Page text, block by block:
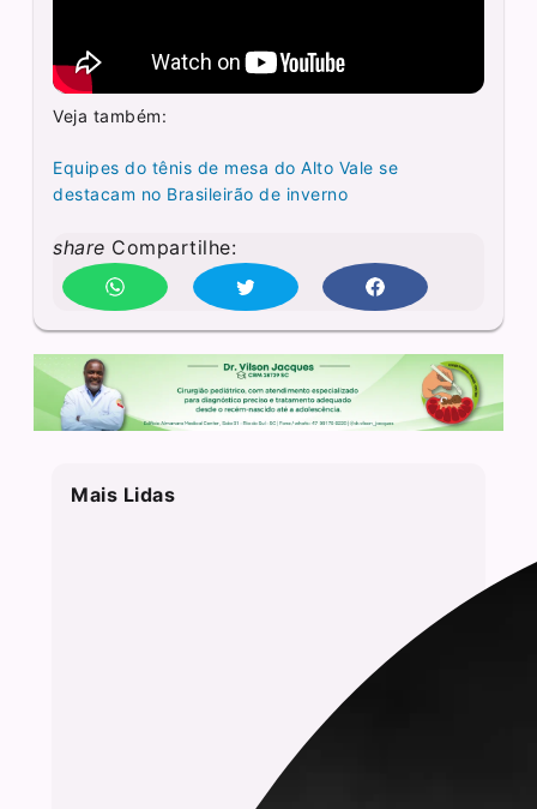
Veja também:
Equipes do tênis de mesa do Alto Vale se
destacam no Brasileirão de inverno
share Compartilhe:
Mais Lidas